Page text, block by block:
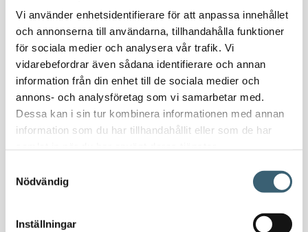
Vi använder enhetsidentifierare för att anpassa innehållet
och annonserna till användarna, tillhandahålla funktioner
för sociala medier och analysera vår trafik. Vi
vidarebefordrar även sådana identifierare och annan
information från din enhet till de sociala medier och
annons- och analysföretag som vi samarbetar med.
Dessa kan i sin tur kombinera informationen med annan
information som du har tillhandahållit eller som de har
Nödvändig
Inställningar
Nödvattenutrustning
Oljeavskiljare & Fettavskiljare
Specialsvetsade lagringstankar
Ståltankar för lagring, transport & process
AdBlue
AdBluetankar
AdBlue transporttankar
Diesel